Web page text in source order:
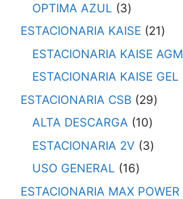
OPTIMA AZUL
3
ESTACIONARIA KAISE
21
ESTACIONARIA KAISE AGM
ESTACIONARIA KAISE GEL
ESTACIONARIA CSB
29
ALTA DESCARGA
10
ESTACIONARIA 2V
3
USO GENERAL
16
ESTACIONARIA MAX POWER